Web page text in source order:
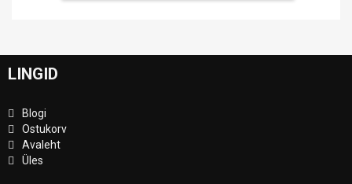
LINGID
Blogi
Ostukorv
Avaleht
Üles